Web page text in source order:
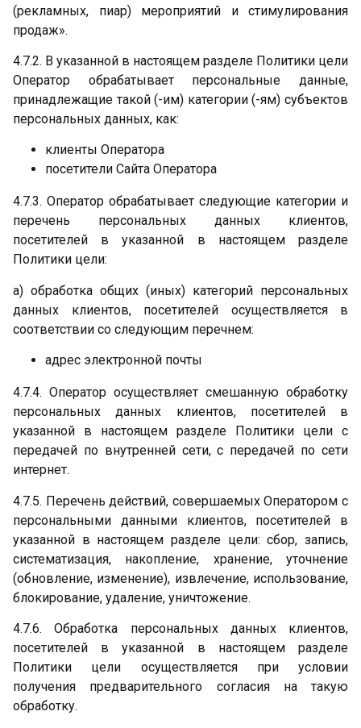
(рекламных, пиар) мероприятий и стимулирования
продаж».
4.7.2. В указанной в настоящем разделе Политики цели
Оператор обрабатывает персональные данные,
принадлежащие такой (-им) категории (-ям) субъектов
персональных данных, как:
клиенты Оператора
посетители Сайта Оператора
4.7.3. Оператор обрабатывает следующие категории и
перечень персональных данных клиентов,
посетителей в указанной в настоящем разделе
Политики цели:
а) обработка общих (иных) категорий персональных
данных клиентов, посетителей осуществляется в
соответствии со следующим перечнем:
адрес электронной почты
4.7.4. Оператор осуществляет смешанную обработку
персональных данных клиентов, посетителей в
указанной в настоящем разделе Политики цели с
передачей по внутренней сети, с передачей по сети
интернет.
4.7.5. Перечень действий, совершаемых Оператором с
персональными данными клиентов, посетителей в
указанной в настоящем разделе цели: сбор, запись,
систематизация, накопление, хранение, уточнение
(обновление, изменение), извлечение, использование,
блокирование, удаление, уничтожение.
4.7.6. Обработка персональных данных клиентов,
посетителей в указанной в настоящем разделе
Политики цели осуществляется при условии
получения предварительного согласия на такую
обработку.